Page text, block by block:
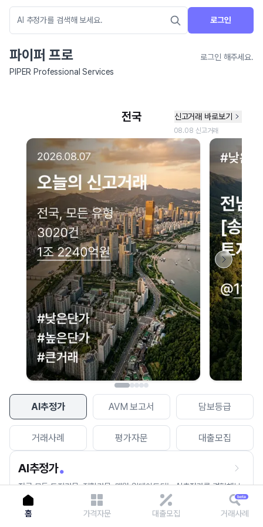
로그인
파이퍼 프로
로그인 해주세요.
PIPER Professional Services
AI추정가 AVM 보고서 담보등급
거래사례 평가자문 대출모집
AI추정가
전국 모든 토지건물, 집합건물, 매월 업데이트되는 AI추정가를 경험해보
세요.
네이버 지도 연결 안내
현재 네이버 지도 연결이 원활하지 않아 지도를 불러올 수 없습니다.
이용에 불편을 드려 죄송합니다.
다시 시도
홈 가격자문 대출모집 거래사례